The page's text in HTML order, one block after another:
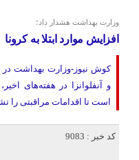
وزارت بهداشت هشدار داد؛
افزایش موارد ابتلا به کرونا
و آنفلوانزا در هفته‌های
است تا اقدامات مراقبتی را
کد خبر : 9083